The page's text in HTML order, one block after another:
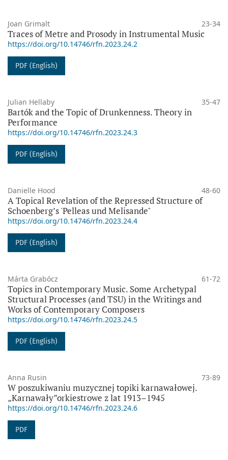
Joan Grimalt 23-34
Traces of Metre and Prosody in Instrumental Music
https://doi.org/10.14746/rfn.2023.24.2
PDF (English)
Julian Hellaby 35-47
Bartók and the Topic of Drunkenness. Theory in
Performance
https://doi.org/10.14746/rfn.2023.24.3
PDF (English)
Danielle Hood 48-60
A Topical Revelation of the Repressed Structure of
Schoenberg’s 'Pelleas und Melisande"
https://doi.org/10.14746/rfn.2023.24.4
PDF (English)
Márta Grabócz 61-72
Topics in Contemporary Music. Some Archetypal
Structural Processes (and TSU) in the Writings and
Works of Contemporary Composers
https://doi.org/10.14746/rfn.2023.24.5
PDF (English)
Anna Rusin 73-89
W poszukiwaniu muzycznej topiki karnawałowej.
„Karnawały”orkiestrowe z lat 1913–1945
https://doi.org/10.14746/rfn.2023.24.6
PDF